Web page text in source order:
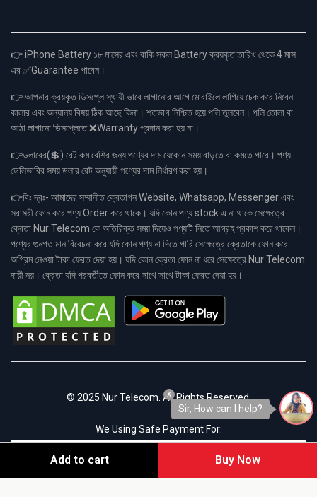
👉 iPhone Battery ১৮ মাসের এবং বাকি সকল Battery ক্রয়কৃত তারিখ থেকে 4 মাস
এর ✅Guarantee পাবেন।
👉 আপনার ক্রয়কৃত ডিসপ্লে স্থায়ী ভাবে লাগানোর আগে মোবাইলে লাগিয়ে চেক করে নিবেন
কালার এবং অন্যান্য বিষয় ঠিক আছে কিনা। শতভাগ নিশ্চিত হয়ে পলি তুলবেন। পলি তোলা বা
আঠা লাগানো ডিসপ্লেতে ❌Warranty প্রদান করা হয় না।
👉ডলারের(💲) রেট কম বেশির জন্য পণ্যের দাম যেকোন সময় বাড়তে বা কমতে পারে। পণ্য
ডেলিভারির সময় ডলার রেট অনুযায়ী পণ্যের দাম নির্ধারণ করা হয়।
👉বিঃ দ্রঃ- আমাদের সম্মানীত ক্রেতাগন Website, Whatsapp, Messenger এবং
সরাসরী ফোন করে পণ্য Order করে থাকে। যদি কোন পণ্য stock এ না থাকে সেক্ষেত্রে
ক্রেতা Nur Telecom কে অতিরিক্ত সময় দিয়েও পণ্যটি নিতে আগ্রহ প্রকাশ করে থাকেন।
পণ্যের গুনগত মান বিবেচনা করে যদি কোন পণ্য না দিতে পারি সেক্ষেত্রে ক্রেতাকে ফোন করে
অগ্রিম নেওয়া টাকা ফেরত দেয়া হয়। যদি কোন ক্রেতা ফোন না ধরে সেক্ষেত্রে Nur Telecom
দায়ী নয়। ক্রেতা যদি পরবর্তীতে ফোন করে সাথে সাথে টাকা ফেরত দেয়া হয়।
© 2025 Nur Telecom. All Rights Reserved.
We Using Safe Payment For:
Add to cart Buy Now
Sir, How can I help?
x